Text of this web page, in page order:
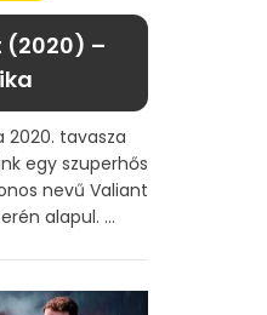
(2020) –
2020. tavasza
egy szuperhős
nevű Valiant
alapul. ...